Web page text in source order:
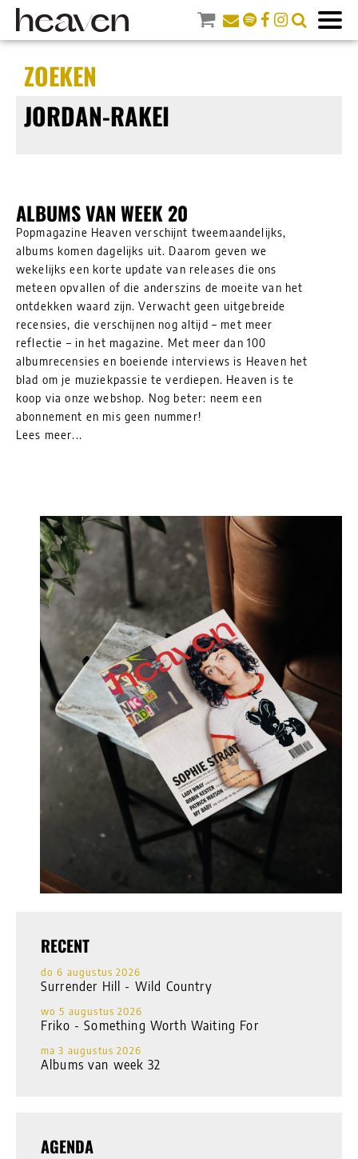
ZOEKEN
JORDAN-RAKEI
ALBUMS VAN WEEK 20
Popmagazine Heaven verschijnt tweemaandelijks,
albums komen dagelijks uit. Daarom geven we
wekelijks een korte update van releases die ons
meteen opvallen of die anderszins de moeite van het
ontdekken waard zijn. Verwacht geen uitgebreide
recensies, die verschijnen nog altijd – met meer
reflectie – in het magazine. Met meer dan 100
albumrecensies en boeiende interviews is Heaven het
blad om je muziekpassie te verdiepen. Heaven is te
koop via onze webshop. Nog beter: neem een
abonnement en mis geen nummer!
Lees meer...
RECENT
do 6 augustus 2026
Surrender Hill - Wild Country
wo 5 augustus 2026
Friko - Something Worth Waiting For
ma 3 augustus 2026
Albums van week 32
AGENDA